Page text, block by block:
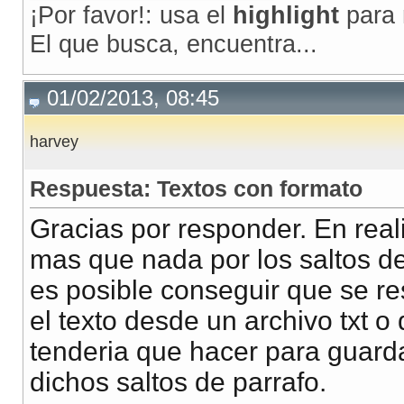
¡Por favor!: usa el highlight para
El que busca, encuentra...
01/02/2013, 08:45
harvey
Respuesta: Textos con formato
Gracias por responder. En
mas que nada por los saltos
es posible conseguir que se
el texto desde un archivo txt o
tenderia que hacer para
dichos saltos de parrafo.